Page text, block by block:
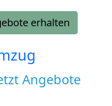
erhalten
Angebote